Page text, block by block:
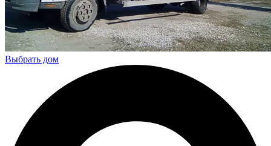
Выбрать дом